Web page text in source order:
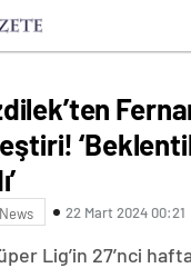
News 22 Mart 2024 00:21
Lig’in 27’nci